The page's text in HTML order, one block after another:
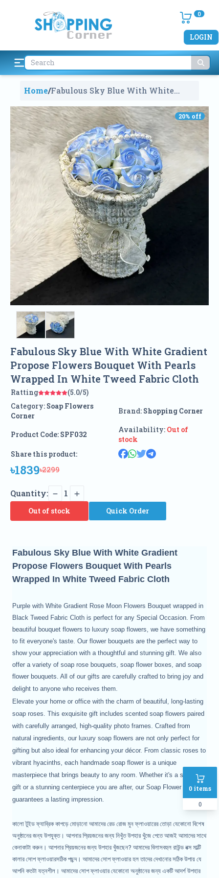
0
LOGIN
0 items
0
Home/Fabulous Sky Blue With White
With Pearls Wrapped In White
Tweed Fabric Cloth2157
20% off
Fabulous Sky Blue With White Gradient
Propose Flowers Bouquet With Pearls
Wrapped In White Tweed Fabric Cloth
Ratting
(5.0/5)
Category: Soap Flowers
Corner
Brand: Shopping Corner
Product Code: SPF032
Availability: Out of
stock
Share this product:
৳1839৳2299
Quantity: 1
Out of stock Quick Order
Fabulous Sky Blue With White Gradient
Propose Flowers Bouquet With Pearls
Wrapped In White Tweed Fabric Cloth
Purple with White Gradient Rose Moon Flowers Bouquet wrapped in
Black Tweed Fabric Cloth is perfect for any Special Occasion. From
beautiful bouquet flowers to luxury soap flowers, we have something
to fit everyone's taste. Our flower bouquets are the perfect way to
show your appreciation with a thoughtful and stunning gift. We also
offer a variety of soap rose bouquets, soap flower boxes, and soap
flower bouquets. All of our gifts are carefully crafted to bring joy and
delight to anyone who receives them.
Elevate your home or office with the charm of beautiful, long-lasting
soap roses. This exquisite gift includes scented soap flowers paired
with carefully arranged, high-quality photo frames. Crafted from
natural ingredients, our luxury soap flowers are not only perfect for
gifting but also ideal for enhancing your décor. From classic roses to
vibrant hyacinths, each handmade soap flower is a unique
masterpiece that brings beauty to any room. Whether it's a special
gift or a stunning centerpiece you are after, our Soap Flower Gift Box
guarantees a lasting impression.
কালো টুইড ফ্যাব্রিক কাপড়ে মোড়ানো আমাদের রেড রোজ মুন ফ্লাওয়ারের তোড়া যেকোনো বিশেষ
অনুষ্ঠানের জন্য উপযুক্ত। আপনার প্রিয়জনের জন্য নিখুঁত উপহার খুঁজে পেতে আজই আমাদের সাথে
কেনাকাটা করুন। আপনার প্রিয়জনের জন্য উপহার খুঁজছেন? আমাদের বিলাসবহুল রাউন্ড বক্স মাল্টি
কালার সোপ ফ্লাওয়ারসঠিক পছন্দ। আমাদের সোপ ফ্লাওয়ার হল তাদের দেখানোর সঠিক উপায় যে
আপনি কতটা যত্নশীল। আমাদের সোপ ফ্লাওয়ার যেকোনো অনুষ্ঠানের জন্য একটি আদর্শ উপহার